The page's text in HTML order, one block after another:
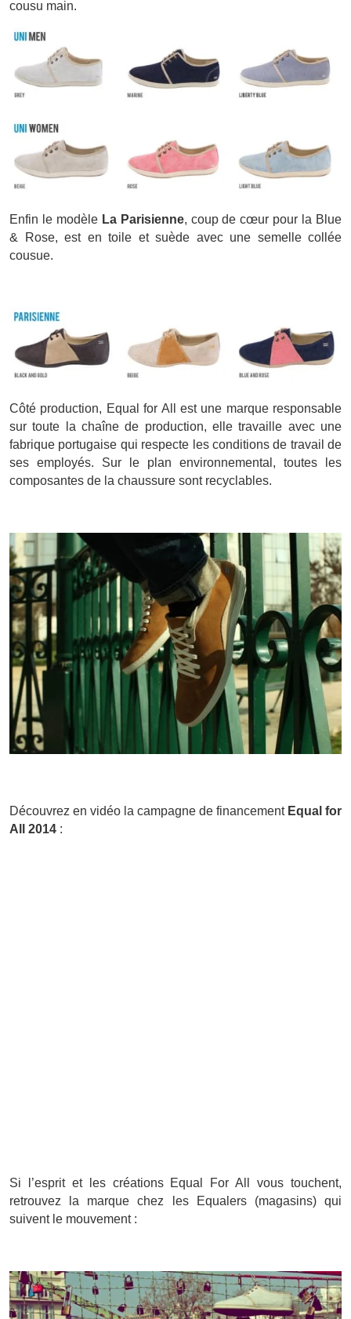
cousu main.
Enfin le modèle La Parisienne, coup de cœur pour la Blue
& Rose, est en toile et suède avec une semelle collée
cousue.
Côté production, Equal for All est une marque responsable
sur toute la chaîne de production, elle travaille avec une
fabrique portugaise qui respecte les conditions de travail de
ses employés. Sur le plan environnemental, toutes les
composantes de la chaussure sont recyclables.
Découvrez en vidéo la campagne de financement Equal for
All 2014 :
Si l’esprit et les créations Equal For All vous touchent,
retrouvez la marque chez les Equalers (magasins) qui
suivent le mouvement :